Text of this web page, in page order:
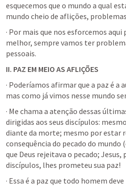
esquecemos que o mundo a qual
mundo cheio de aflições,
· Por mais que nos esforcemos
melhor, sempre vamos ter
pessoais.
II. PAZ EM MEIO AS AFLIÇÕES
· Poderíamos afirmar que a paz é a
mas como já vimos nesse mundo
· Me chama a atenção dessas
dirigidas aos seus discípulos:
diante da morte; mesmo por estar
consequência do pecado do mundo
que Deus rejeitava o pecado; Jesus,
discípulos, lhes prometeu sua paz!
· Essa é a paz que todo homem